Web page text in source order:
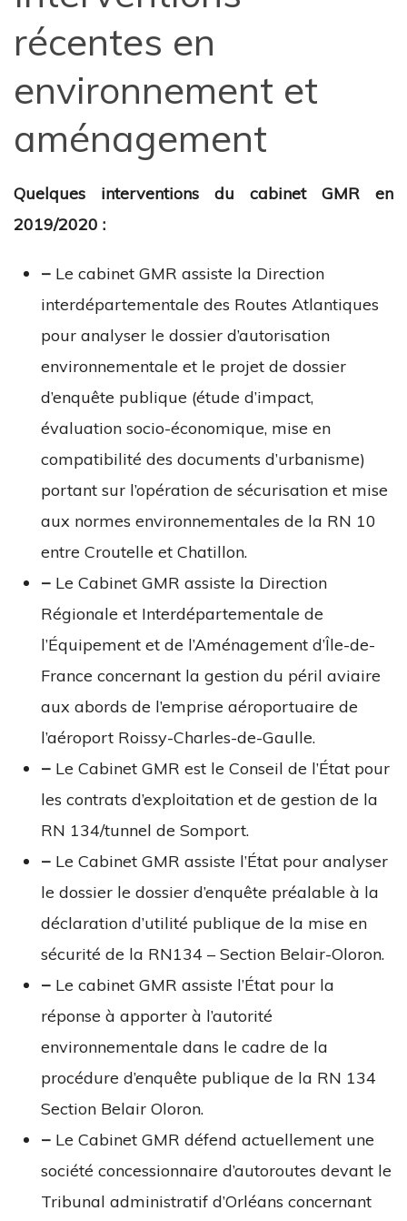
récentes en
environnement et
aménagement
Quelques interventions du cabinet GMR en
2019/2020 :
− Le cabinet GMR assiste la Direction
interdépartementale des Routes Atlantiques
pour analyser le dossier d’autorisation
environnementale et le projet de dossier
d’enquête publique (étude d’impact,
évaluation socio-économique, mise en
compatibilité des documents d’urbanisme)
portant sur l’opération de sécurisation et mise
aux normes environnementales de la RN 10
entre Croutelle et Chatillon.
− Le Cabinet GMR assiste la Direction
Régionale et Interdépartementale de
l’Équipement et de l’Aménagement d’Île-de-
France concernant la gestion du péril aviaire
aux abords de l’emprise aéroportuaire de
l’aéroport Roissy-Charles-de-Gaulle.
− Le Cabinet GMR est le Conseil de l’État pour
les contrats d’exploitation et de gestion de la
RN 134/tunnel de Somport.
− Le Cabinet GMR assiste l’État pour analyser
le dossier le dossier d’enquête préalable à la
déclaration d’utilité publique de la mise en
sécurité de la RN134 – Section Belair-Oloron.
− Le cabinet GMR assiste l’État pour la
réponse à apporter à l’autorité
environnementale dans le cadre de la
procédure d’enquête publique de la RN 134
Section Belair Oloron.
− Le Cabinet GMR défend actuellement une
société concessionnaire d’autoroutes devant le
Tribunal administratif d’Orléans concernant